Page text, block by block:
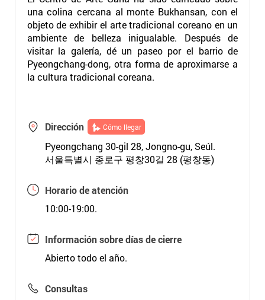
una colina cercana al monte Bukhansan, con el
objeto de exhibir el arte tradicional coreano en un
ambiente de belleza inigualable. Después de
visitar la galería, dé un paseo por el barrio de
Pyeongchang-dong, otra forma de aproximarse a
la cultura tradicional coreana.
Dirección Cómo llegar
Pyeongchang 30-gil 28, Jongno-gu, Seúl.
서울특별시 종로구 평창30길 28 (평창동)
Horario de atención
10:00-19:00.
Información sobre días de cierre
Abierto todo el año.
Consultas